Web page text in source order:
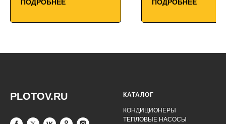
ПОДРОБНЕЕ ПОДРОБНЕЕ
PLOTOV.RU КАТАЛОГ
КОНДИЦИОНЕРЫ
ТЕПЛОВЫЕ НАСОСЫ